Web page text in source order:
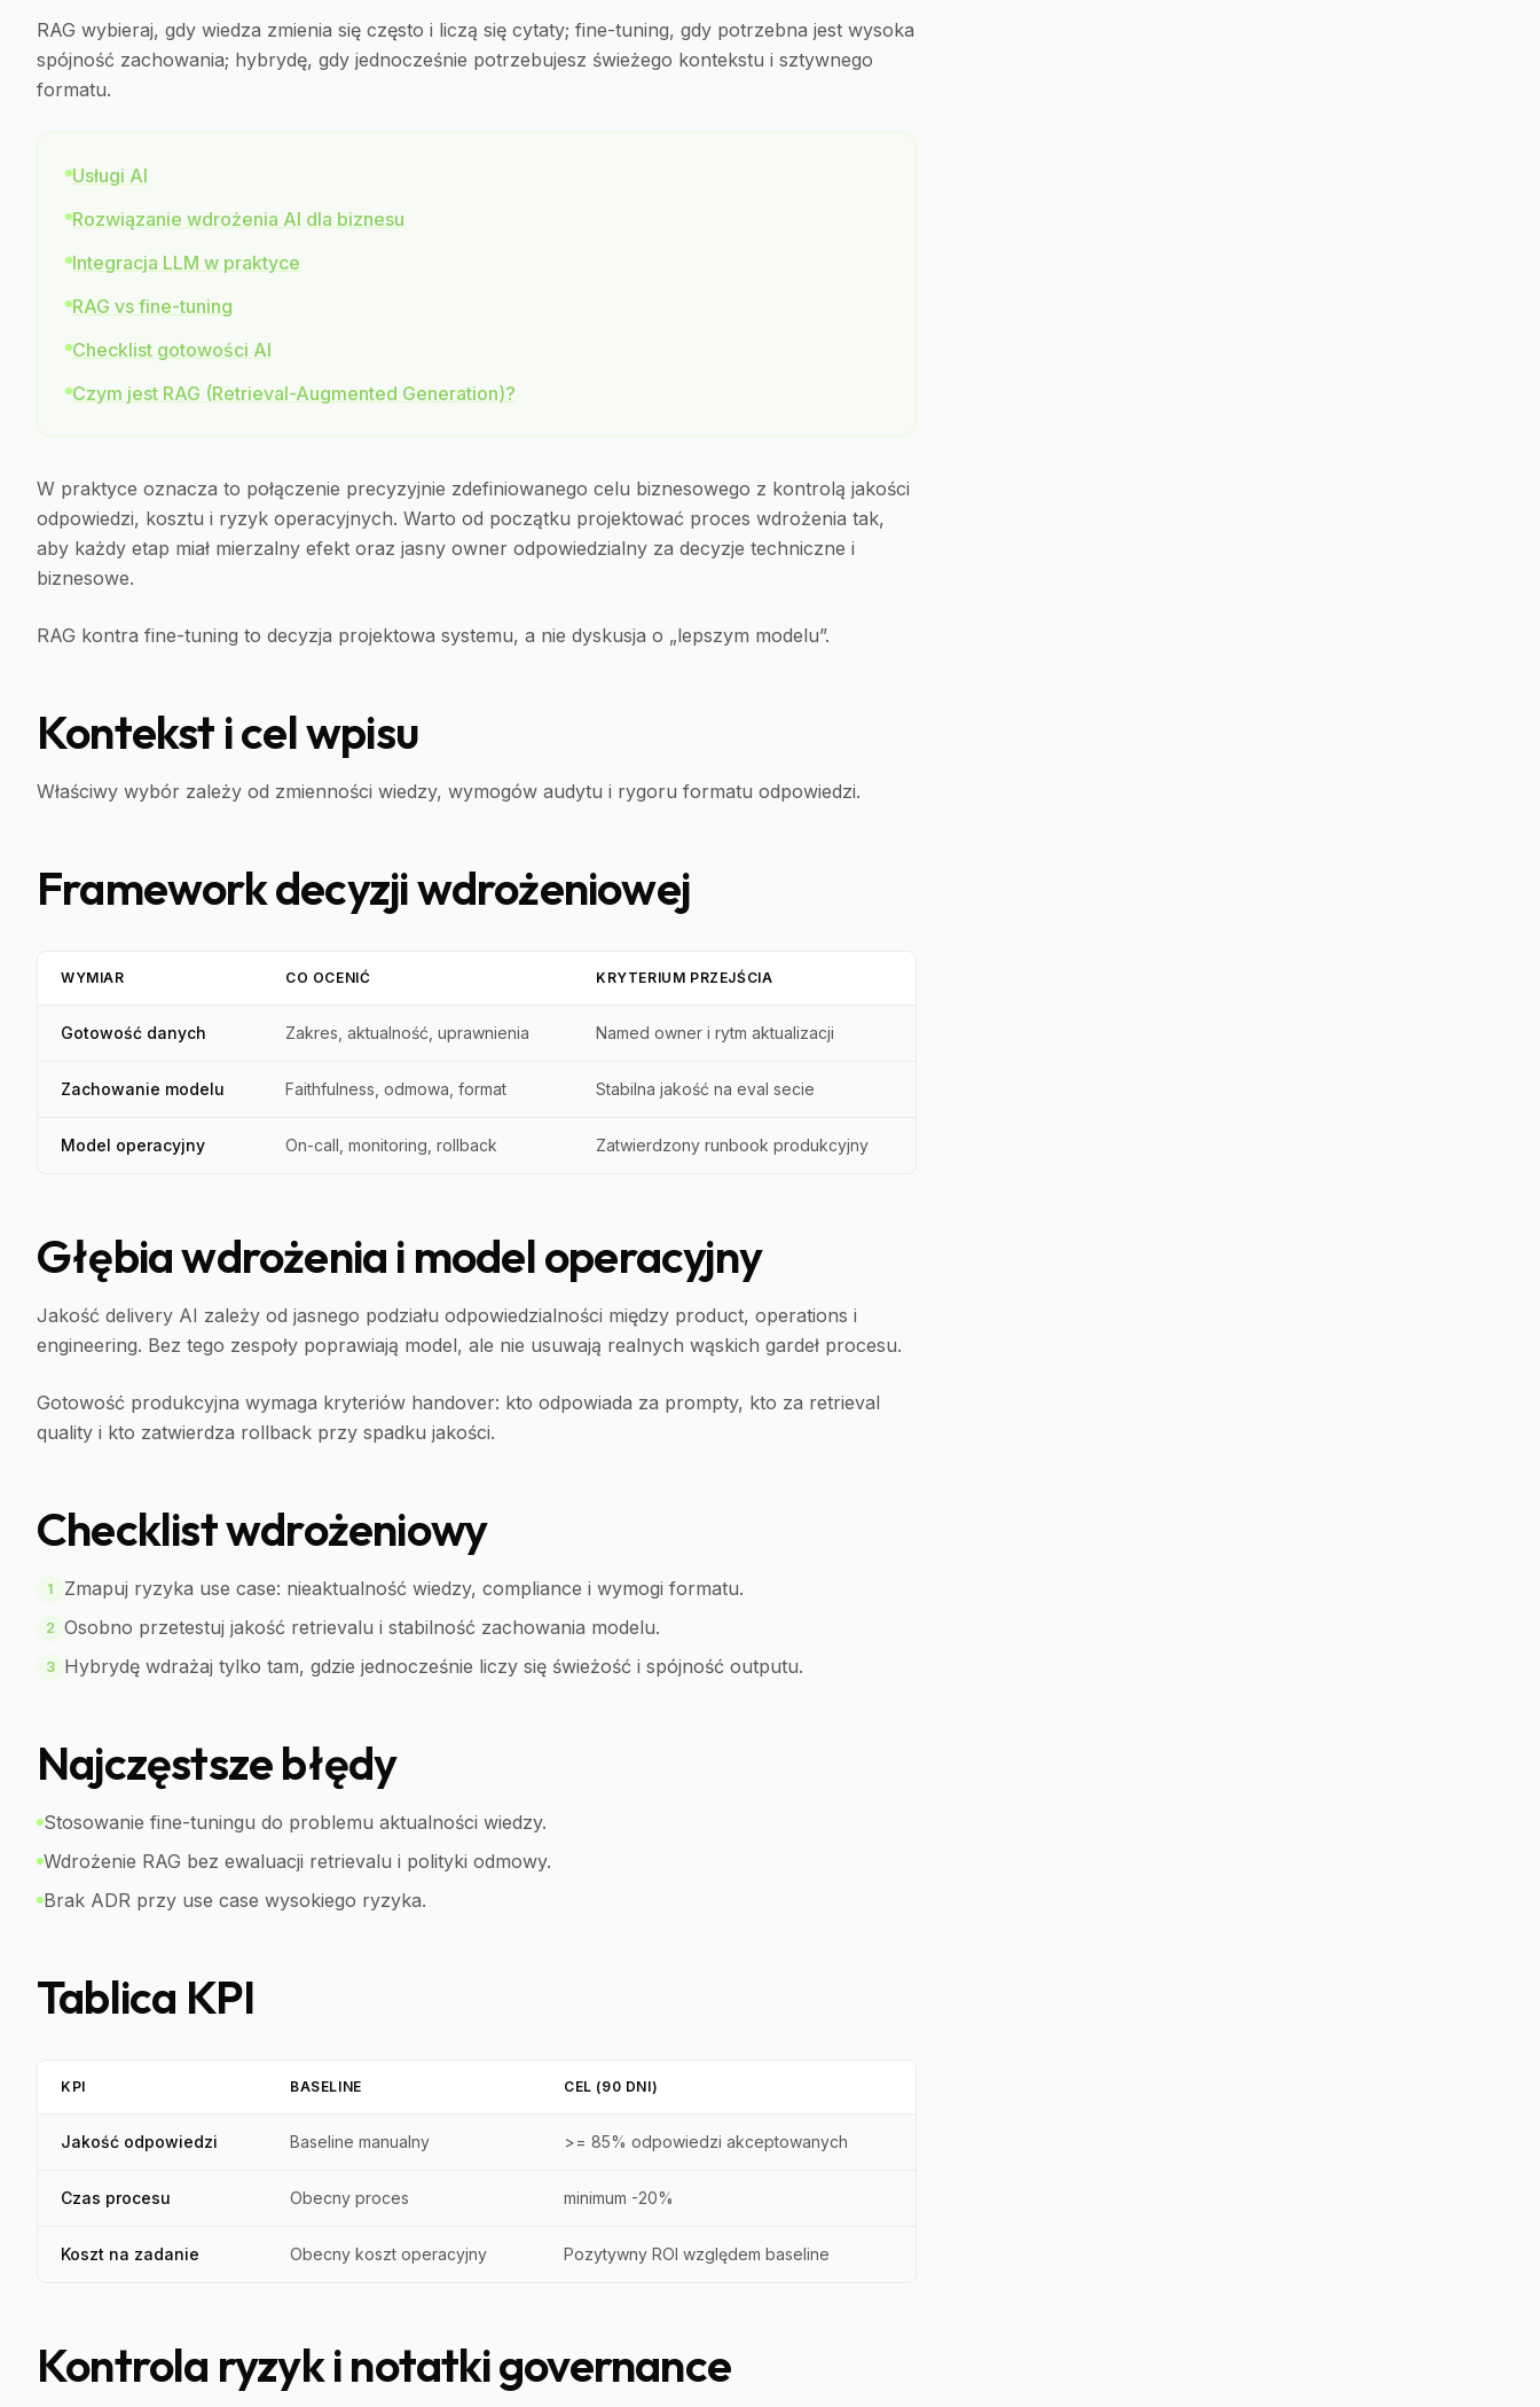
RAG wybieraj, gdy wiedza zmienia się często i liczą się cytaty; fine-tuning, gdy potrzebna jest wysoka
spójność zachowania; hybrydę, gdy jednocześnie potrzebujesz świeżego kontekstu i sztywnego
formatu.
Usługi AI
Rozwiązanie wdrożenia AI dla biznesu
Integracja LLM w praktyce
RAG vs fine-tuning
Checklist gotowości AI
Czym jest RAG (Retrieval-Augmented Generation)?
W praktyce oznacza to połączenie precyzyjnie zdefiniowanego celu biznesowego z kontrolą jakości
odpowiedzi, kosztu i ryzyk operacyjnych. Warto od początku projektować proces wdrożenia tak,
aby każdy etap miał mierzalny efekt oraz jasny owner odpowiedzialny za decyzje techniczne i
biznesowe.
RAG kontra fine-tuning to decyzja projektowa systemu, a nie dyskusja o „lepszym modelu”.
Kontekst i cel wpisu
Właściwy wybór zależy od zmienności wiedzy, wymogów audytu i rygoru formatu odpowiedzi.
Framework decyzji wdrożeniowej
WYMIAR CO OCENIĆ KRYTERIUM PRZEJŚCIA
Gotowość danych Zakres, aktualność, uprawnienia Named owner i rytm aktualizacji
Zachowanie modelu Faithfulness, odmowa, format Stabilna jakość na eval secie
Model operacyjny On-call, monitoring, rollback Zatwierdzony runbook produkcyjny
Głębia wdrożenia i model operacyjny
Jakość delivery AI zależy od jasnego podziału odpowiedzialności między product, operations i
engineering. Bez tego zespoły poprawiają model, ale nie usuwają realnych wąskich gardeł procesu.
Gotowość produkcyjna wymaga kryteriów handover: kto odpowiada za prompty, kto za retrieval
quality i kto zatwierdza rollback przy spadku jakości.
Checklist wdrożeniowy
1 Zmapuj ryzyka use case: nieaktualność wiedzy, compliance i wymogi formatu.
2 Osobno przetestuj jakość retrievalu i stabilność zachowania modelu.
3 Hybrydę wdrażaj tylko tam, gdzie jednocześnie liczy się świeżość i spójność outputu.
Najczęstsze błędy
Stosowanie fine-tuningu do problemu aktualności wiedzy.
Wdrożenie RAG bez ewaluacji retrievalu i polityki odmowy.
Brak ADR przy use case wysokiego ryzyka.
Tablica KPI
KPI BASELINE CEL (90 DNI)
Jakość odpowiedzi Baseline manualny >= 85% odpowiedzi akceptowanych
Czas procesu Obecny proces minimum -20%
Koszt na zadanie Obecny koszt operacyjny Pozytywny ROI względem baseline
Kontrola ryzyk i notatki governance